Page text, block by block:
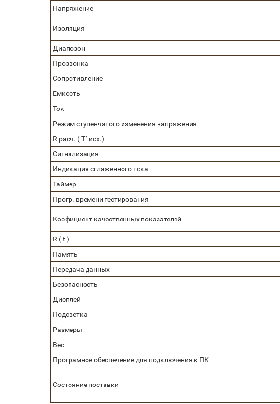
Напряжение
Изоляция
Диапозон
Прозвонка
Сопротивление
Емкость
Ток
Режим ступенчатого изменения напряжения
R расч. ( Т° исх.)
Сигнализация
Индикация сглаженного тока
Таймер
Прогр. времени тестирования
Коэфициент качественных показателей
R ( t )
Память
Передача данных
Безопасность
Дисплей
Подсветка
Размеры
Вес
Програмное обеспечение для подключения к ПК
Состояние поставки